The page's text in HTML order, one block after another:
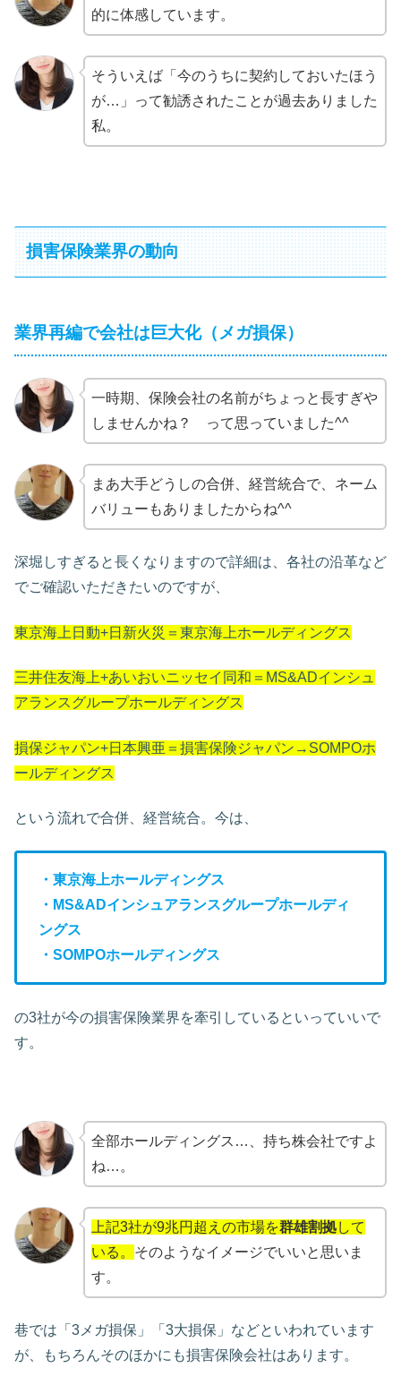
的に体感しています。
そういえば「今のうちに契約しておいたほう
が…」って勧誘されたことが過去ありました
私。
損害保険業界の動向
業界再編で会社は巨大化（メガ損保）
一時期、保険会社の名前がちょっと長すぎや
しませんかね？ って思っていました^^
まあ大手どうしの合併、経営統合で、ネーム
バリューもありましたからね^^
深堀しすぎると長くなりますので詳細は、各社の沿革など
でご確認いただきたいのですが、
東京海上日動+日新火災＝東京海上ホールディングス
三井住友海上+あいおいニッセイ同和＝MS&ADインシュ
アランスグループホールディングス
損保ジャパン+日本興亜＝損害保険ジャパン→SOMPOホ
ールディングス
という流れで合併、経営統合。今は、
・東京海上ホールディングス
・MS&ADインシュアランスグループホールディ
ングス
・SOMPOホールディングス
の3社が今の損害保険業界を牽引しているといっていいで
す。
全部ホールディングス…、持ち株会社ですよ
ね…。
上記3社が9兆円超えの市場を群雄割拠して
いる。 そのようなイメージでいいと思いま
す。
巷では「3メガ損保」「3大損保」などといわれています
が、もちろんそのほかにも損害保険会社はあります。